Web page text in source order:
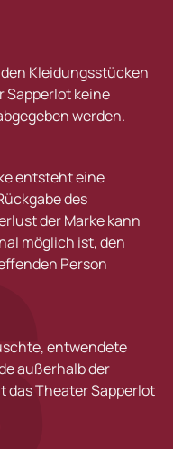
Kleidungsstücken
Sapperlot keine
werden.
entsteht eine
des
der Marke kann
möglich ist, den
Person
entwendete
außerhalb der
das Theater Sapperlot